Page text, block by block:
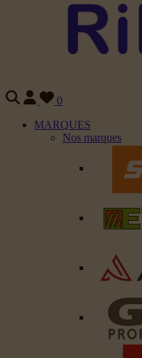
0
MARQUES
Nos marques